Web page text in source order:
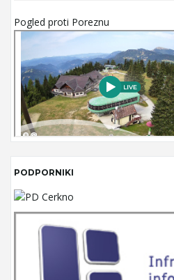
Pogled proti Poreznu
PODPORNIKI